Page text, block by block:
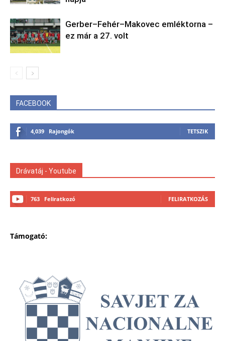
Gerber–Fehér–Makovec emléktorna –
ez már a 27. volt
FACEBOOK
4,039 Rajongók TETSZIK
Drávatáj - Youtube
763 Feliratkozó FELIRATKOZÁS
Támogató: